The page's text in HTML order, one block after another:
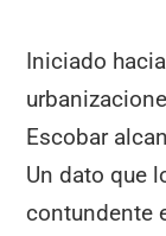
Iniciado
Escobar
Un dato que
contundente